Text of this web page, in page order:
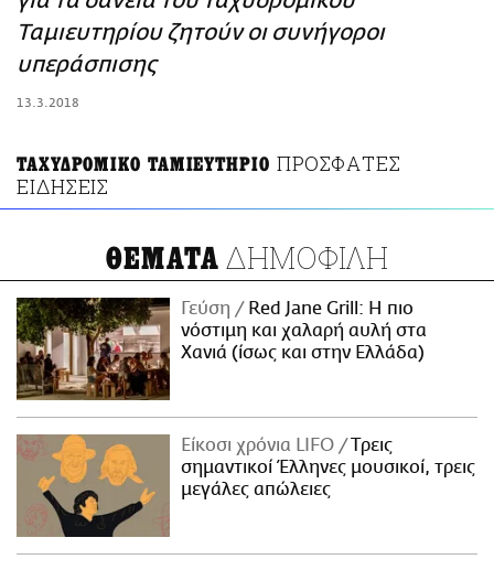
ΑΜΠΑ
PRINT
Ταμιευτηρίου ζητούν οι συνήγοροι
υπεράσπισης
13.3.2018
ΤΑΧΥΔΡΟΜΙΚΟ ΤΑΜΙΕΥΤΗΡΙΟ ΠΡΟΣΦΑΤΕΣ
ΕΙΔΗΣΕΙΣ
ΘΕΜΑΤΑ ΔΗΜΟΦΙΛΗ
Γεύση
Red Jane Grill: Η πιο
νόστιμη και χαλαρή αυλή στα
Χανιά (ίσως και στην Ελλάδα)
Είκοσι χρόνια LIFO
Tρεις
σημαντικοί Έλληνες μουσικοί, τρεις
μεγάλες απώλειες